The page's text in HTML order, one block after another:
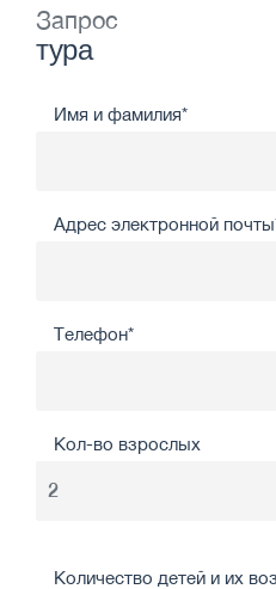
Запрос
тура
Имя и фамилия*
Адрес электронной
Телефон*
Кол-во взрослых
Количество детей и их